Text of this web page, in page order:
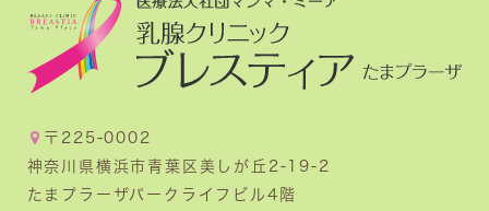
〒225-0002
神奈川県横浜市青葉区美しが丘2-19-2
たまプラーザパークライフビル4階